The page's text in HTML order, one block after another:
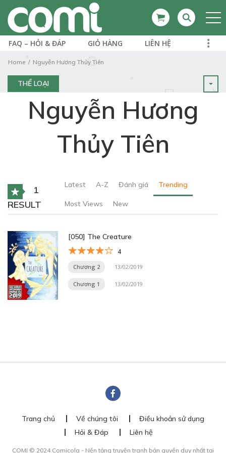
FAQ – HỎI & ĐÁP GIỎ HÀNG LIÊN HỆ
Home Nguyễn Hương Thủy Tiên
THỂ LOẠI
Nguyễn Hương
Thủy Tiên
1
RESULT
Latest A-Z Đánh giá Trending
Most Views New
[050] The Creature
4
Chương 2 13/02/2019
Chương 1 13/02/2019
Trang chủ Về chúng tôi
Điều khoản sử dụng
Hỏi & Đáp
Liên hệ
COMI © 2024 Comicola - Nền tảng truyện tranh bản quyền duy nhất tại